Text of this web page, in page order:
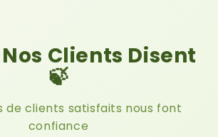
Clients Disent
🍃
de clients satisfaits nous font
confiance